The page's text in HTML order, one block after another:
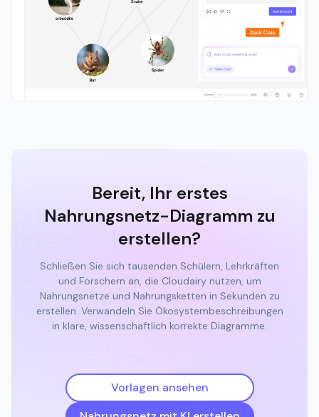
Bereit, Ihr erstes
Nahrungsnetz-Diagramm zu
erstellen?
Schließen Sie sich tausenden Schülern, Lehrkräften
und Forschern an, die Cloudairy nutzen, um
Nahrungsnetze und Nahrungsketten in Sekunden zu
erstellen. Verwandeln Sie Ökosystembeschreibungen
in klare, wissenschaftlich korrekte Diagramme.
Vorlagen ansehen